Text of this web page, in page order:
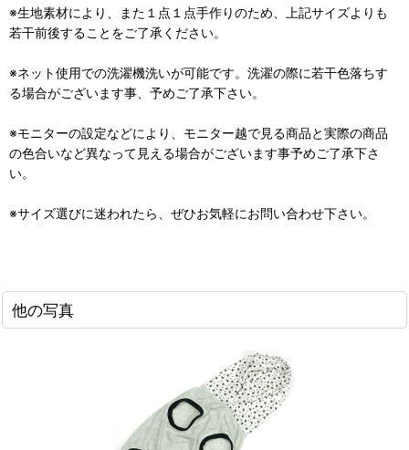
※生地素材により、また１点１点手作りのため、上記サイズよりも
若干前後することをご了承ください。
※ネット使用での洗濯機洗いが可能です。洗濯の際に若干色落ちす
る場合がございます事、予めご了承下さい。
※モニターの設定などにより、モニター越で見る商品と実際の商品
の色合いなど異なって見える場合がございます事予めご了承下さ
い。
※サイズ選びに迷われたら、ぜひお気軽にお問い合わせ下さい。
他の写真